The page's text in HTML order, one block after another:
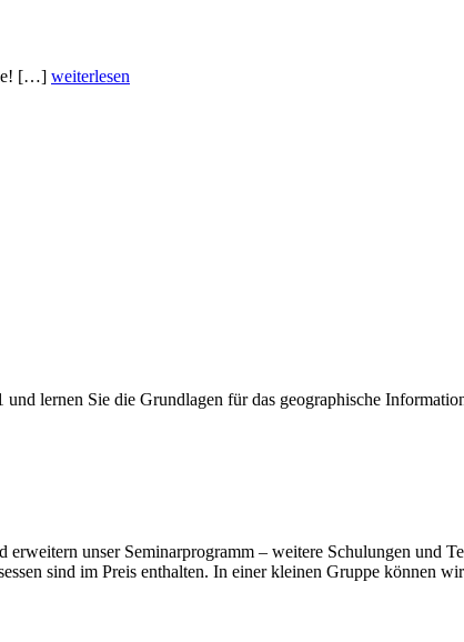
[…] weiterlesen
lernen Sie die Grundlagen für das geographische
unser Seminarprogramm – weitere Schulungen und
sind im Preis enthalten. In einer kleinen Gruppe können